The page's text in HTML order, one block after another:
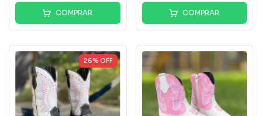
COMPRAR COMPRAR
26% OFF